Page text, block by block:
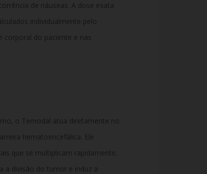
de náuseas. A dose exata
individualmente pelo
corporal do paciente e nas
o Temodal atua diretamente no
hematoencefálica. Ele
que se multiplicam rapidamente,
a divisão do tumor e induz a